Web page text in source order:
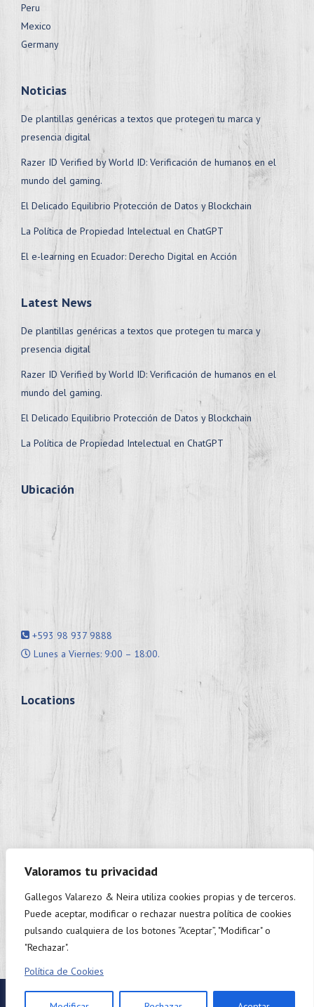
Valoramos tu privacidad
Gallegos Valarezo & Neira utiliza cookies propias y de terceros.
Puede aceptar, modificar o rechazar nuestra política de cookies
pulsando cualquiera de los botones “Aceptar”, "Modificar" o
"Rechazar".
Política de Cookies
Peru
Mexico
Germany
Noticias
De plantillas genéricas a textos que protegen tu marca y
presencia digital
Razer ID Verified by World ID: Verificación de humanos en el
mundo del gaming.
El Delicado Equilibrio Protección de Datos y Blockchain
La Política de Propiedad Intelectual en ChatGPT
El e-learning en Ecuador: Derecho Digital en Acción
Latest News
De plantillas genéricas a textos que protegen tu marca y
presencia digital
Razer ID Verified by World ID: Verificación de humanos en el
mundo del gaming.
El Delicado Equilibrio Protección de Datos y Blockchain
La Política de Propiedad Intelectual en ChatGPT
Ubicación
+593 98 937 9888
Lunes a Viernes: 9:00 – 18:00.
Locations
+593 98 937 9888
Monday to Friday: 9:00 - 18:00.
Linkedin Facebook